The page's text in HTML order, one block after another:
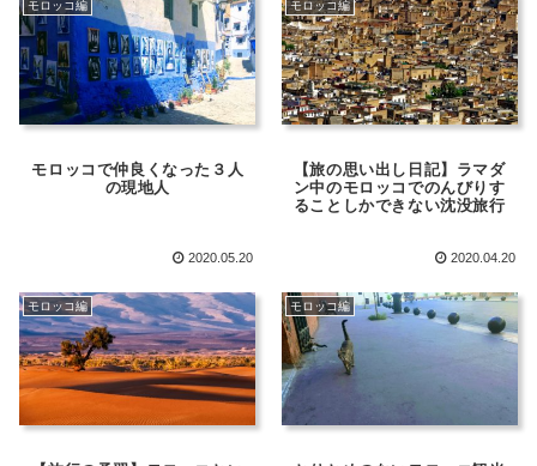
モロッコ編
モロッコで仲良くなった３人
の現地人
2020.05.20
モロッコ編
【旅の思い出し日記】ラマダ
ン中のモロッコでのんびりす
ることしかできない沈没旅行
2020.04.20
モロッコ編 モロッコ編